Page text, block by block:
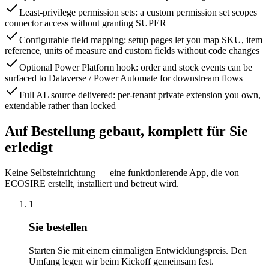
Least-privilege permission sets: a custom permission set scopes
connector access without granting SUPER
Configurable field mapping: setup pages let you map SKU, item
reference, units of measure and custom fields without code changes
Optional Power Platform hook: order and stock events can be
surfaced to Dataverse / Power Automate for downstream flows
Full AL source delivered: per-tenant private extension you own,
extendable rather than locked
Auf Bestellung gebaut, komplett für Sie
erledigt
Keine Selbsteinrichtung — eine funktionierende App, die von
ECOSIRE erstellt, installiert und betreut wird.
1
Sie bestellen
Starten Sie mit einem einmaligen Entwicklungspreis. Den
Umfang legen wir beim Kickoff gemeinsam fest.